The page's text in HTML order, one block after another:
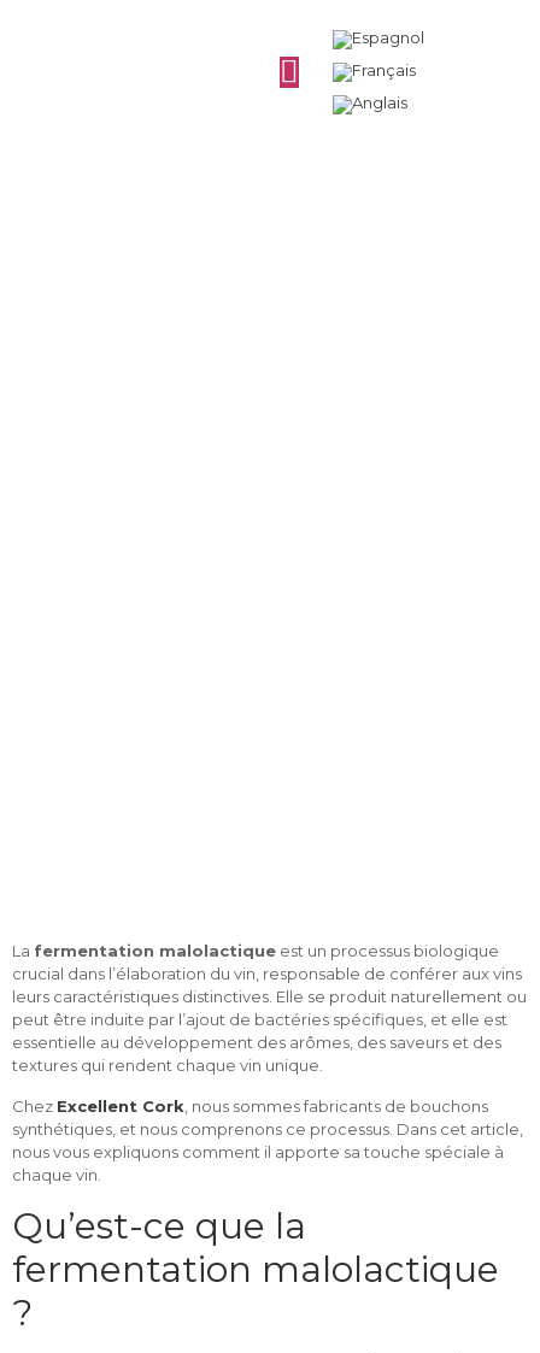
La fermentation malolactique est un processus biologique
crucial dans l’élaboration du vin, responsable de conférer aux vins
leurs caractéristiques distinctives. Elle se produit naturellement ou
peut être induite par l’ajout de bactéries spécifiques, et elle est
essentielle au développement des arômes, des saveurs et des
textures qui rendent chaque vin unique.
Chez Excellent Cork , nous sommes fabricants de bouchons
synthétiques, et nous comprenons ce processus. Dans cet article,
nous vous expliquons comment il apporte sa touche spéciale à
chaque vin.
Qu’est-ce que la
fermentation malolactique
?